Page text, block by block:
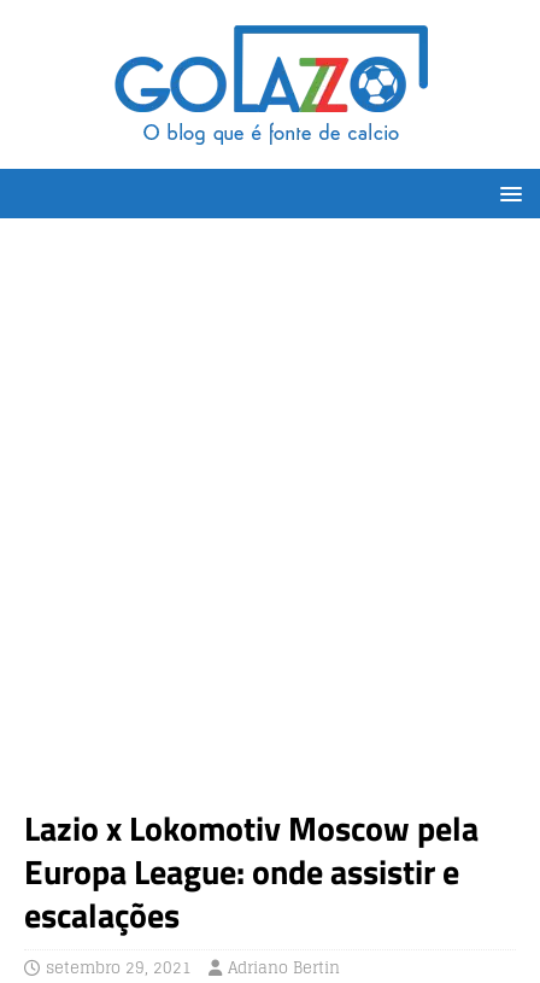
Lazio x Lokomotiv Moscow pela
Europa League: onde assistir e
escalações
setembro 29, 2021 Adriano Bertin